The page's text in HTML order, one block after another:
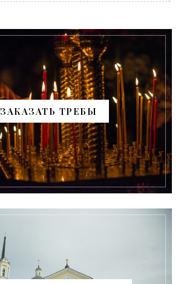
ЗАКАЗАТЬ ТРЕБЫ